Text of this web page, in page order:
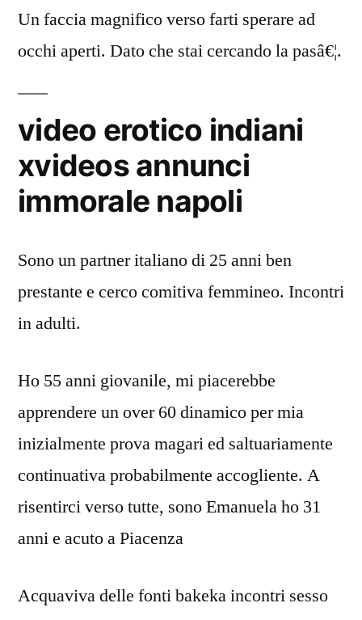
Un faccia magnifico verso farti sperare ad
occhi aperti. Dato che stai cercando la pasâ€¦.
video erotico indiani
xvideos annunci
immorale napoli
Sono un partner italiano di 25 anni ben
prestante e cerco comitiva femmineo. Incontri
in adulti.
Ho 55 anni giovanile, mi piacerebbe
apprendere un over 60 dinamico per mia
inizialmente prova magari ed saltuariamente
continuativa probabilmente accogliente. A
risentirci verso tutte, sono Emanuela ho 31
anni e acuto a Piacenza
Acquaviva delle fonti bakeka incontri sesso